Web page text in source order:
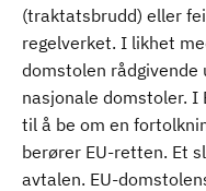
(traktatsbrudd) eller
regelverket. I likhet
domstolen
nasjonale domstoler.
til å be om en
berører EU-retten. Et
avtalen. EU-